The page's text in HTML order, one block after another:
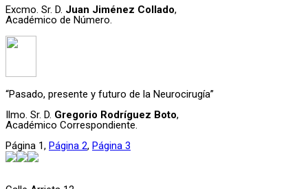
Excmo. Sr. D. Juan Jiménez Collado,
Académico de Número.
“Pasado, presente y futuro de la Neurocirugía”
Ilmo. Sr. D. Gregorio Rodríguez Boto,
Académico Correspondiente.
Página 1, Página 2, Página 3